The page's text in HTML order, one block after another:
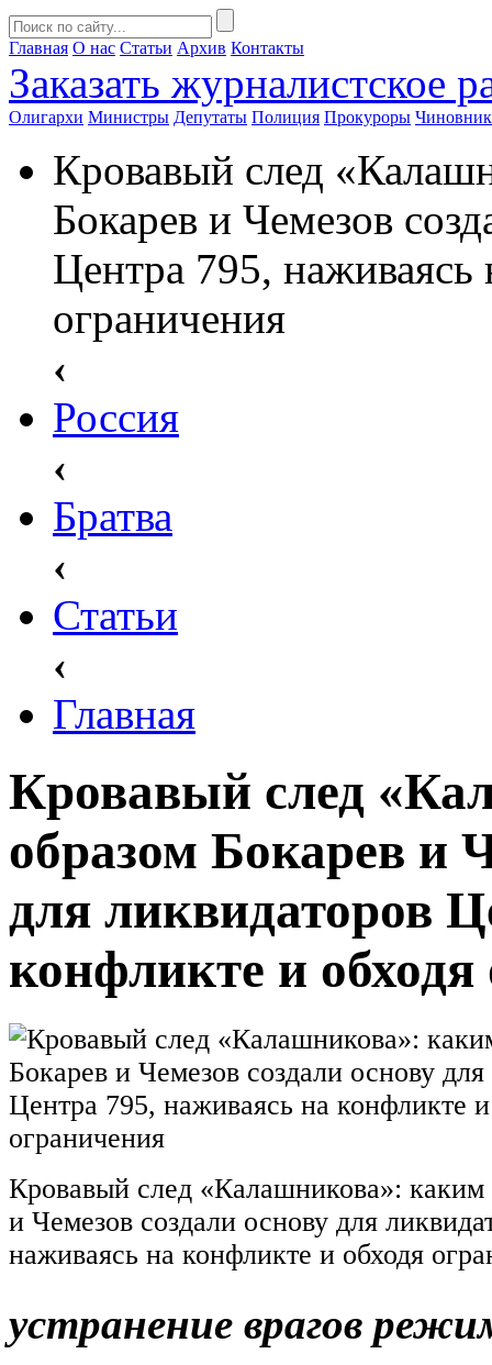
Главная О нас Статьи Архив Контакты
Заказать журналистское
Олигархи Министры Депутаты Полиция Прокуроры
Кровавый след
Бокарев и Чемезов
Центра 795, наживаясь
ограничения
‹
Россия
‹
Братва
‹
Статьи
‹
Главная
Кровавый след
образом Бокарев и
для ликвидаторов
конфликте и
Кровавый след «Калашникова»: каким
и Чемезов создали основу для
наживаясь на конфликте и обходя
устранение врагов